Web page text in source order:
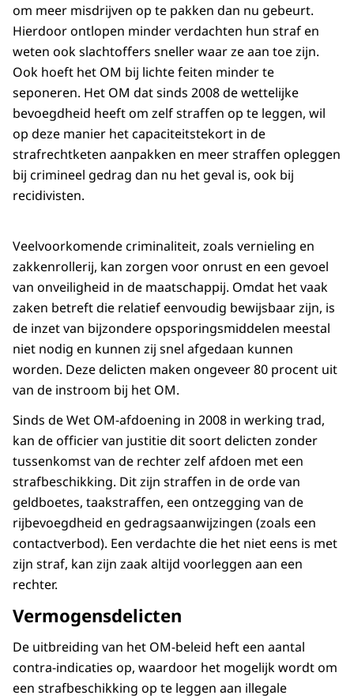
om meer misdrijven op te pakken dan nu gebeurt.
Hierdoor ontlopen minder verdachten hun straf en
weten ook slachtoffers sneller waar ze aan toe zijn.
Ook hoeft het OM bij lichte feiten minder te
seponeren. Het OM dat sinds 2008 de wettelijke
bevoegdheid heeft om zelf straffen op te leggen, wil
op deze manier het capaciteitstekort in de
strafrechtketen aanpakken en meer straffen opleggen
bij crimineel gedrag dan nu het geval is, ook bij
recidivisten.
Veelvoorkomende criminaliteit, zoals vernieling en
zakkenrollerij, kan zorgen voor onrust en een gevoel
van onveiligheid in de maatschappij. Omdat het vaak
zaken betreft die relatief eenvoudig bewijsbaar zijn, is
de inzet van bijzondere opsporingsmiddelen meestal
niet nodig en kunnen zij snel afgedaan kunnen
worden. Deze delicten maken ongeveer 80 procent uit
van de instroom bij het OM.
Sinds de Wet OM-afdoening in 2008 in werking trad,
kan de officier van justitie dit soort delicten zonder
tussenkomst van de rechter zelf afdoen met een
strafbeschikking. Dit zijn straffen in de orde van
geldboetes, taakstraffen, een ontzegging van de
rijbevoegdheid en gedragsaanwijzingen (zoals een
contactverbod). Een verdachte die het niet eens is met
zijn straf, kan zijn zaak altijd voorleggen aan een
rechter.
Vermogensdelicten
De uitbreiding van het OM-beleid heft een aantal
contra-indicaties op, waardoor het mogelijk wordt om
een strafbeschikking op te leggen aan illegale